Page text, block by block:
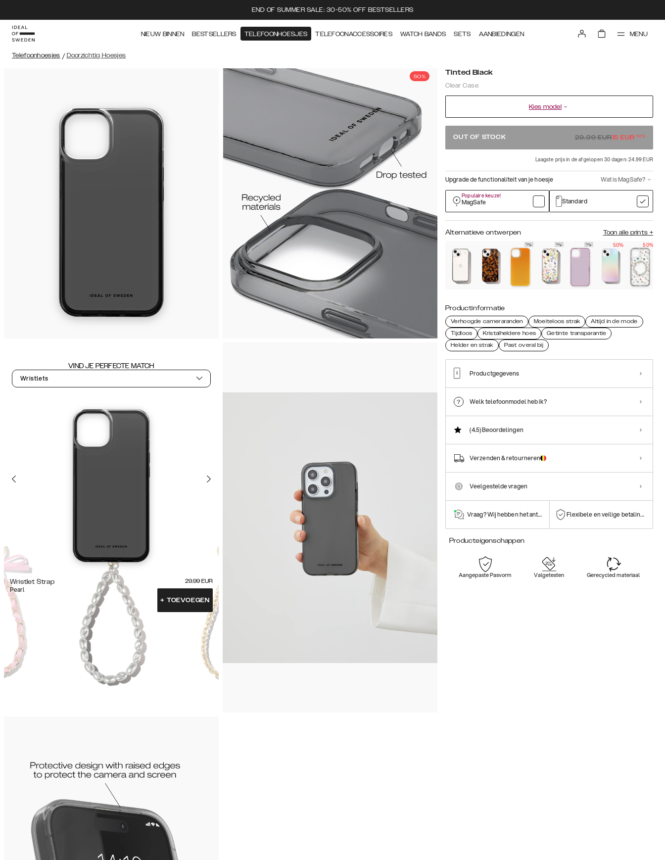
END OF SUMMER SALE: 30-50% OFF BESTSELLERS
NIEUW BINNEN BESTSELLERS TELEFOONHOESJES TELEFOONACCESSOIRES WATCH BANDS SETS AANBIEDINGEN MENU
Telefoonhoesjes / Doorzichtig Hoesjes
50%
VIND JE PERFECTE MATCH
Wristlets
Wristlet Strap
Pearl
29.99 EUR
+ TOEVOEGEN
Tinted Black
Clear Case
Kies model
OUT OF STOCK 29.99EUR15 EUR-50%
Laagste prijs in de afgelopen 30 dagen: 24.99 EUR
Upgrade de functionaliteit van je hoesje Wat is MagSafe?
Populaire keuze!
MagSafe Standard
Alternatieve ontwerpen Toon alle prints +
50%
50%
Productinformatie
Verhoogde cameraranden Moeiteloos strak
Altijd in de mode
Tijdloos
Kristalheldere hoes
Getinte transparantie
Helder en strak
Past overal bij
Productgegevens
Welk telefoonmodel heb ik?
(4.5)Beoordelingen
Verzenden & retourneren
Veelgestelde vragen
Vraag? Wij hebben het antwoord! Flexibele en veilige betalingen
Producteigenschappen
Aangepaste Pasvorm Valgetesten Gerecycled materiaal